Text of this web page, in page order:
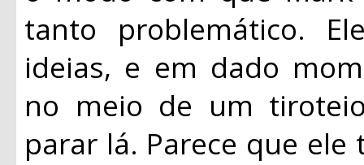
tanto problemático.
ideias, e em dado
no meio de um
parar lá. Parece que